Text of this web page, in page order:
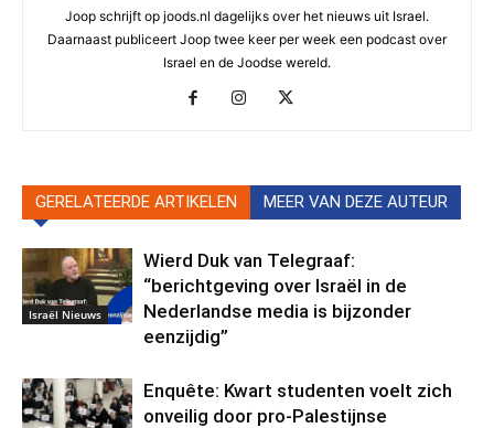
Joop schrijft op joods.nl dagelijks over het nieuws uit Israel.
Daarnaast publiceert Joop twee keer per week een podcast over
Israel en de Joodse wereld.
GERELATEERDE ARTIKELEN MEER VAN DEZE AUTEUR
Israël Nieuws
Wierd Duk van Telegraaf:
“berichtgeving over Israël in de
Nederlandse media is bijzonder
eenzijdig”
Enquête: Kwart studenten voelt zich
onveilig door pro-Palestijnse